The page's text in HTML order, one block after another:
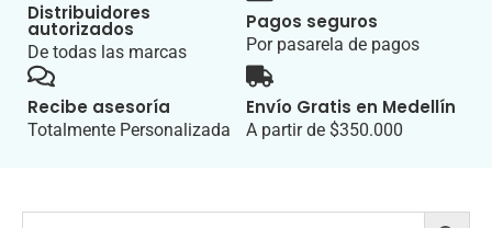
Distribuidores
autorizados
De todas las marcas
Pagos seguros
Por pasarela de pagos
Recibe asesoría
Totalmente Personalizada
Envío Gratis en Medellín
A partir de $350.000